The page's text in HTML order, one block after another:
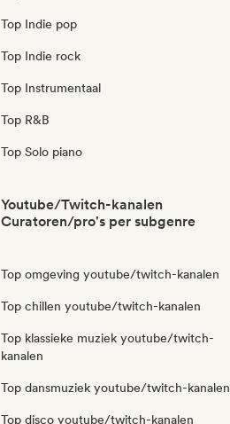
Top Indie pop
Top Indie rock
Top Instrumentaal
Top R&B
Top Solo piano
Youtube/Twitch-kanalen
Curatoren/pro's per subgenre
Top omgeving youtube/twitch-kanalen
Top chillen youtube/twitch-kanalen
Top klassieke muziek youtube/twitch-
kanalen
Top dansmuziek youtube/twitch-kanalen
Top disco youtube/twitch-kanalen